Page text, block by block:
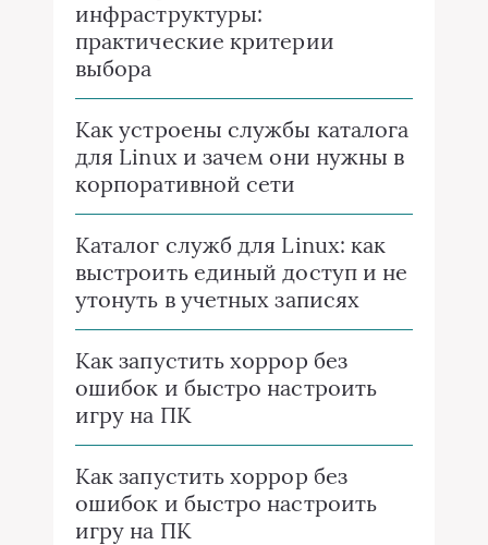
инфраструктуры:
практические критерии
выбора
Как устроены службы каталога
для Linux и зачем они нужны в
корпоративной сети
Каталог служб для Linux: как
выстроить единый доступ и не
утонуть в учетных записях
Как запустить хоррор без
ошибок и быстро настроить
игру на ПК
Как запустить хоррор без
ошибок и быстро настроить
игру на ПК